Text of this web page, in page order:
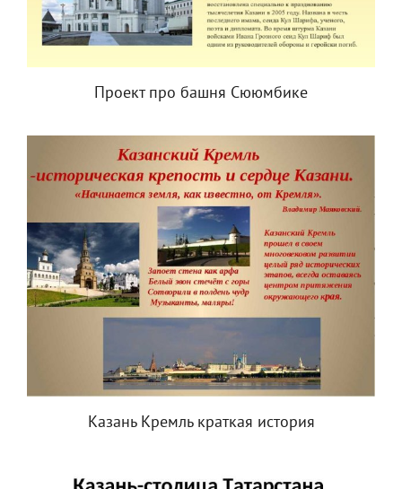
Проект про башня Сююмбике
Казань Кремль краткая история